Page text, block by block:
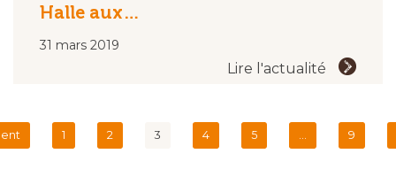
Halle aux…
31 mars 2019
Lire l'actualité
1 2 3 4 5 9